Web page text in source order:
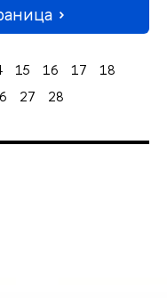
15 16 17
18
27 28